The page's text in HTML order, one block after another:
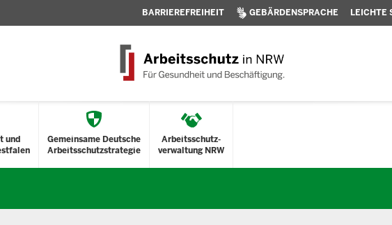
BARRIEREFREIHEIT GEBÄRDENSPRACHE LEICHTE
und
Gemeinsame Deutsche
Arbeitsschutzstrategie
Arbeitsschutz-
verwaltung NRW